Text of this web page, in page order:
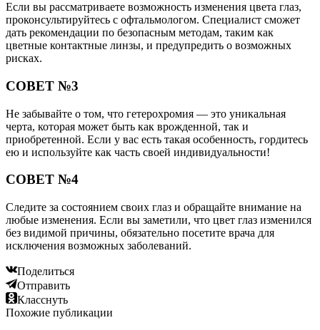
Если вы рассматриваете возможность изменения цвета глаз,
проконсультируйтесь с офтальмологом. Специалист сможет
дать рекомендации по безопасным методам, таким как
цветные контактные линзы, и предупредить о возможных
рисках.
СОВЕТ №3
Не забывайте о том, что гетерохромия — это уникальная
черта, которая может быть как врожденной, так и
приобретенной. Если у вас есть такая особенность, гордитесь
ею и используйте как часть своей индивидуальности!
СОВЕТ №4
Следите за состоянием своих глаз и обращайте внимание на
любые изменения. Если вы заметили, что цвет глаз изменился
без видимой причины, обязательно посетите врача для
исключения возможных заболеваний.
Поделиться
Отправить
Класснуть
Похожие публикации